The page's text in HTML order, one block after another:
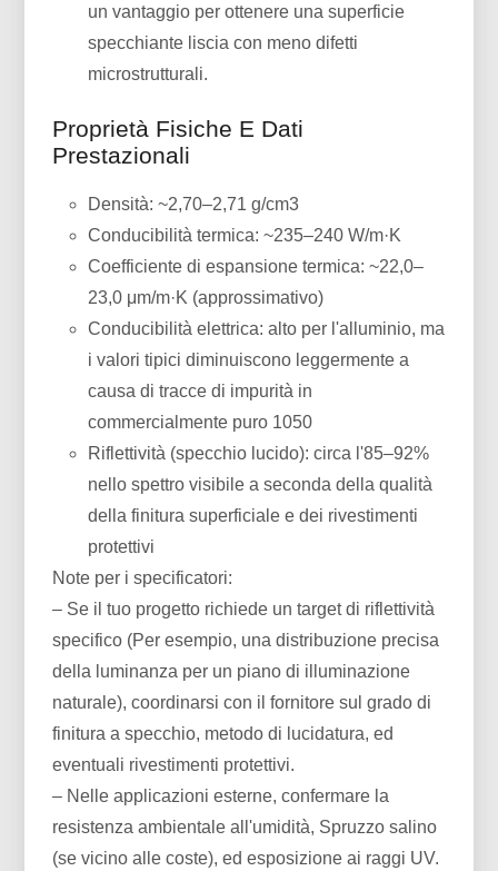
un vantaggio per ottenere una superficie
specchiante liscia con meno difetti
microstrutturali.
Proprietà Fisiche E Dati
Prestazionali
Densità: ~2,70–2,71 g/cm3
Conducibilità termica: ~235–240 W/m·K
Coefficiente di espansione termica: ~22,0–
23,0 μm/m·K (approssimativo)
Conducibilità elettrica: alto per l'alluminio, ma
i valori tipici diminuiscono leggermente a
causa di tracce di impurità in
commercialmente puro 1050
Riflettività (specchio lucido): circa l'85–92%
nello spettro visibile a seconda della qualità
della finitura superficiale e dei rivestimenti
protettivi
Note per i specificatori:
– Se il tuo progetto richiede un target di riflettività
specifico (Per esempio, una distribuzione precisa
della luminanza per un piano di illuminazione
naturale), coordinarsi con il fornitore sul grado di
finitura a specchio, metodo di lucidatura, ed
eventuali rivestimenti protettivi.
– Nelle applicazioni esterne, confermare la
resistenza ambientale all'umidità, Spruzzo salino
(se vicino alle coste), ed esposizione ai raggi UV.